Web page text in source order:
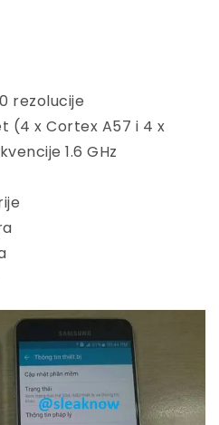
rezolucije
(4 x Cortex A57 i 4 x
1.6 GHz